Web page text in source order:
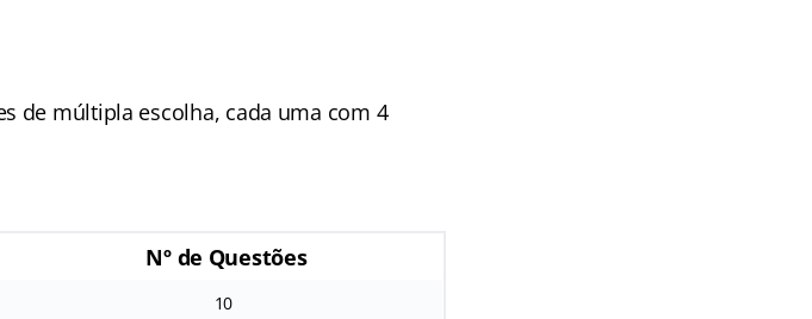
de múltipla escolha, cada uma com 4
Nº de Questões
10